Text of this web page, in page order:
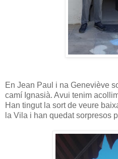
En Jean Paul i na Geneviève
camí Ignasià. Avui tenim
Han tingut la sort de veure
la Vila i han quedat sorpresos